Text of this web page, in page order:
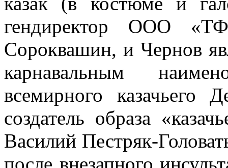
гендиректор ООО
Сороквашин, и Чернов
карнавальным
всемирного
создатель образа
Василий Пестряк-
после внезапного